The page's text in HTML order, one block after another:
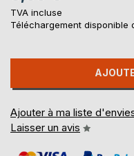
TVA incluse
Téléchargement disponible
Ajouter à ma liste
Laisser un avis